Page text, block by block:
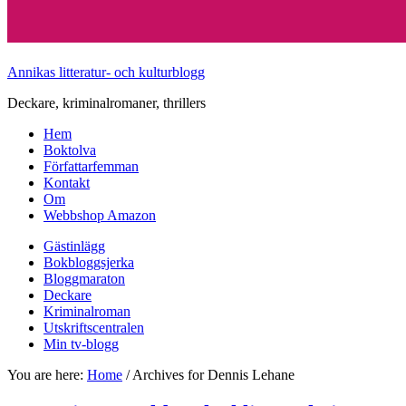
Annikas litteratur- och kulturblogg
Deckare, kriminalromaner, thrillers
Hem
Boktolva
Författarfemman
Kontakt
Om
Webbshop Amazon
Gästinlägg
Bokbloggsjerka
Bloggmaraton
Deckare
Kriminalroman
Utskriftscentralen
Min tv-blogg
You are here: Home /Archives for Dennis Lehane